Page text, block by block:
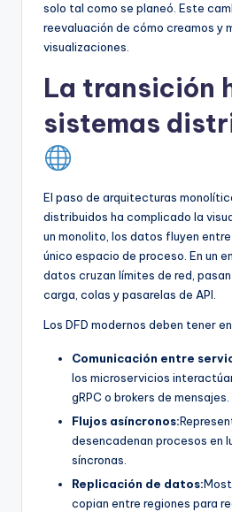
solo tal como se planeó. Este
reevaluación de cómo creamos y
visualizaciones.
La transición
sistemas
El paso de arquitecturas
distribuidos ha complicado la
un monolito, los datos fluyen
único espacio de proceso. En un
datos cruzan límites de red,
carga, colas y pasarelas de API.
Los DFD modernos deben tener
Comunicación entre
los microservicios
gRPC o brokers de mensajes.
Flujos asíncronos:
desencadenan procesos en
síncronas.
Replicación de datos:
copian entre regiones para